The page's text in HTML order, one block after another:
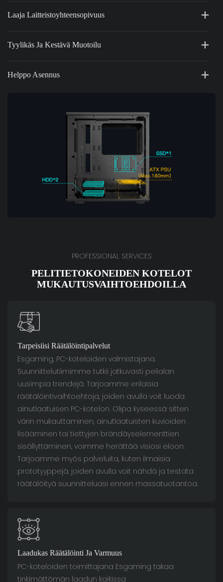
Laaja Laitteistoyhteensopivuus
Tyylikäs Ja Kestävä Muotoilu
Helppo Asennus
PROFESSIONAL SERVICES
PELITIETOKONEIDEN KOTELOT
MUKAUTUSVAIHTOEHDOILLA
Tarpeisiisi Räätälöintipalvelut
Esgaming, PC-koteloiden valmistajana.
Suunnittelutiimimme tutkii jatkuvasti pelialan
uusimpia trendejä. Tarjoamme erilaisia ​​
räätälöintivaihtoehtoja, joiden avulla voit luoda
ainutlaatuisen PC-kotelon. Olipa kyseessä sitten
värin mukauttaminen, ainutlaatuisten kuvioiden
lisääminen tai tiettyjen brändäyselementtien
sisällyttäminen, voimme herättää visiosi eloon.
Tarjoamme myös palveluita, kuten ilmaisia ​​
prototyyppejä, joiden avulla voit nähdä ja testata
räätälöityä suunnitteluasi ennen massatuotantoa.
Laadukas Räätälöinti Ja Varmuus
PC-koteloiden toimittajana Esgaming takaa
tinkimättömän laadun kaikissa